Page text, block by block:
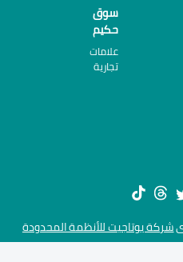
سوق
حكيم
علامات
تجارية
شركة يوتاجيت للأنظمة المحدودة